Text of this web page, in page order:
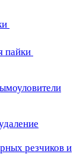
пайки
резчиков и